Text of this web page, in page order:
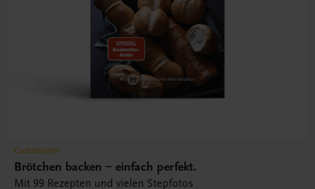
Gastronomie
Brötchen backen – einfach perfekt.
Mit 99 Rezepten und vielen Stepfotos